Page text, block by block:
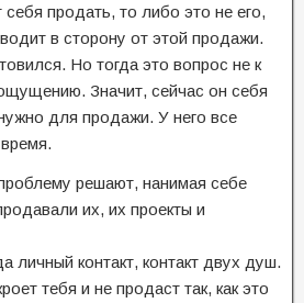
продать, то либо это не его,
в сторону от этой продажи.
Но тогда это вопрос не к
Значит, сейчас он себя
нужно для продажи. У него все
решают, нанимая себе
их, их проекты и
личный контакт, контакт двух душ.
тебя и не продаст так, как это